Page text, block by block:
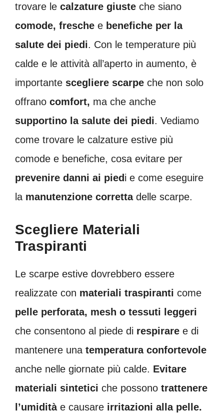
trovare le calzature giuste che siano
comode, fresche e benefiche per la
salute dei piedi. Con le temperature più
calde e le attività all’aperto in aumento, è
importante scegliere scarpe che non solo
offrano comfort, ma che anche
supportino la salute dei piedi. Vediamo
come trovare le calzature estive più
comode e benefiche, cosa evitare per
prevenire danni ai piedi e come eseguire
la manutenzione corretta delle scarpe.
Scegliere Materiali
Traspiranti
Le scarpe estive dovrebbero essere
realizzate con materiali traspiranti come
pelle perforata, mesh o tessuti leggeri
che consentono al piede di respirare e di
mantenere una temperatura confortevole
anche nelle giornate più calde. Evitare
materiali sintetici che possono trattenere
l’umiditàe causare irritazioni alla pelle.